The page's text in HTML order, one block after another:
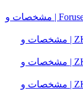
مینی لودر فوریوز Foruse UZ 1020 | مشخصات و
مینی لودر زرین کوپال ZK 950 | مشخصات و
مینی لودر زرین کوپال ZK 700 | مشخصات و
مینی لودر زرین کوپال ZK 650 | مشخصات و